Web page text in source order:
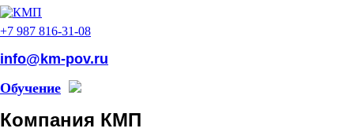
+7 987 816-31-08
info@km-pov.ru
Обучение
Компания КМП